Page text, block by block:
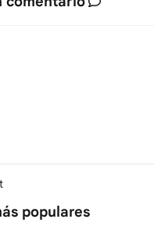
populares